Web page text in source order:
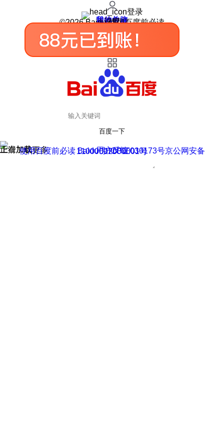
登录
我的关注
我的收藏
皮肤中心
用户反馈
设置
©2026 Baidu 使用百度前必读
百度一下
正在加载
上滑加载更多 用户反馈
使用百度前必读 Baidu 京ICP证030173号
京公网安备11000002000001号